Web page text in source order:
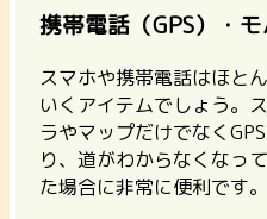
携帯電話（GPS）・
スマホや携帯電話はほと
いくアイテムでしょう。
ラやマップだけでなく
り、道がわからなくなっ
た場合に非常に便利です。